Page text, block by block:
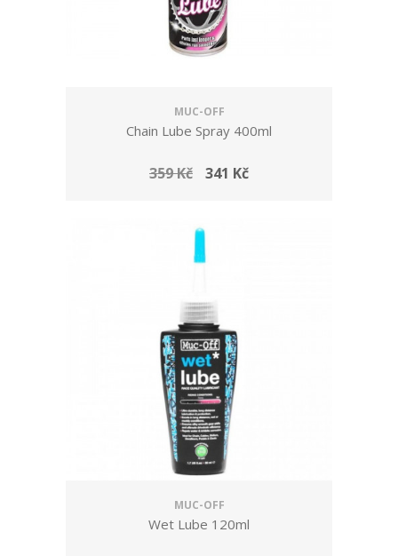
MUC-OFF
Chain Lube Spray 400ml
359 Kč 341 Kč
MUC-OFF
Wet Lube 120ml